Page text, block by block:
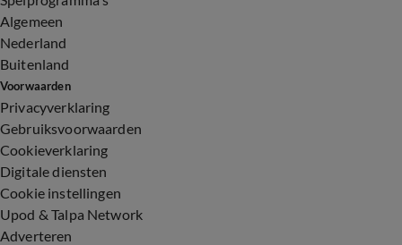
Algemeen
Nederland
Buitenland
Voorwaarden
Privacyverklaring
Gebruiksvoorwaarden
Cookieverklaring
Digitale diensten
Cookie instellingen
Upod & Talpa Network
Adverteren